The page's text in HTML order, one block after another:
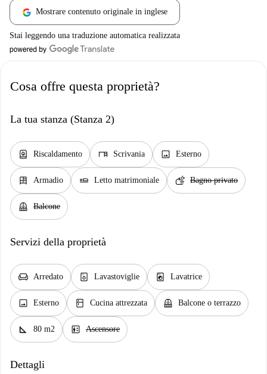
Mostrare contenuto originale in inglese
Stai leggendo una traduzione automatica realizzata
Cosa offre questa proprietà?
La tua stanza (Stanza 2)
water_heater Riscaldamento desk Scrivania image Esterno
dresser Armadio airline_seat_flat Letto matrimoniale soap Bagno privato
balcony Balcone
Servizi della proprietà
chair Arredato dishwasher_gen Lavastoviglie local_laundry_service Lavatrice
image Esterno kitchen Cucina attrezzata balcony Balcone o terrazzo
square_foot 80 m2 elevator Ascensore
Dettagli